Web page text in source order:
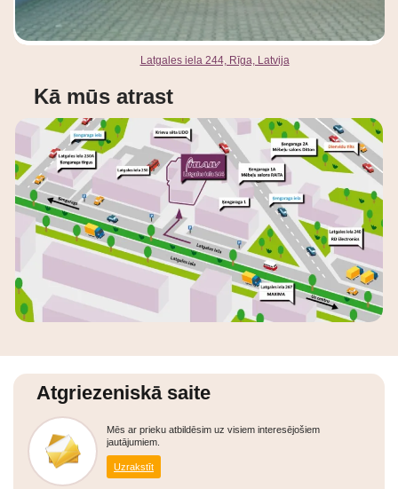
Latgales iela 244, Rīga, Latvija
Kā mūs atrast
Atgriezeniskā saite
Mēs ar prieku atbildēsim uz visiem interesējošiem
jautājumiem.
Uzrakstīt